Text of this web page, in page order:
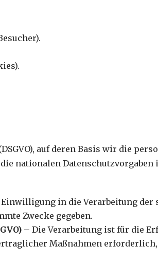
auf deren Basis wir die
nationalen
in die Verarbeitung der
Zwecke gegeben.
– Die Verarbeitung ist für die
Maßnahmen erforderlich,